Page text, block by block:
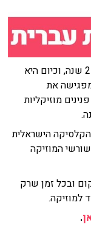
נוסדה לפני יותר מ־25 שנה, וכיום היא
את
מוזיקליות
הישראלית
המוזיקה
ובכל זמן שרק
למוזיקה.
.